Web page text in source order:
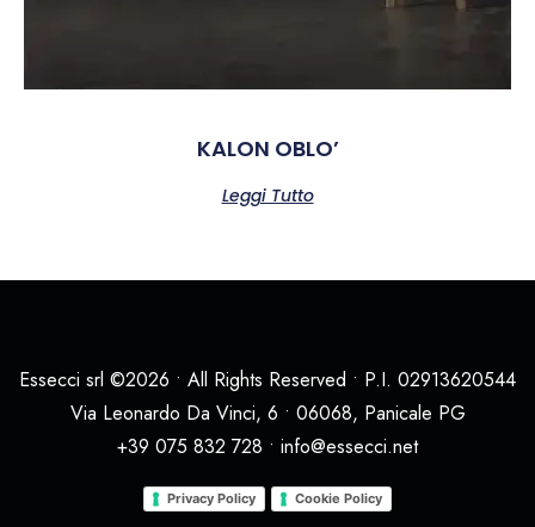
KALON OBLO’
Leggi Tutto
Essecci srl ©2026 • All Rights Reserved • P.I. 02913620544
Via Leonardo Da Vinci, 6 • 06068, Panicale PG
+39 075 832 728 • info@essecci.net
Privacy Policy Cookie Policy